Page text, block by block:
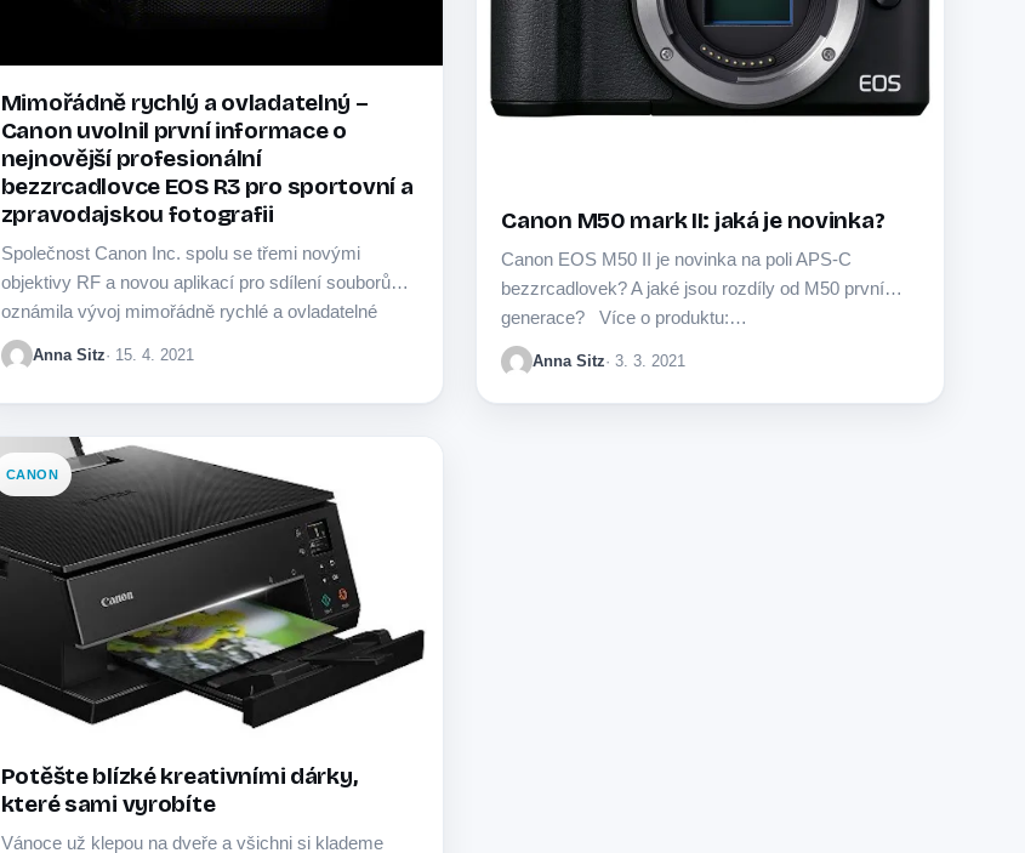
Mimořádně rychlý a ovladatelný –
Canon uvolnil první informace o
nejnovější profesionální
bezzrcadlovce EOS R3 pro sportovní a
zpravodajskou fotografii
Společnost Canon Inc. spolu se třemi novými
objektivy RF a novou aplikací pro sdílení souborů
oznámila vývoj mimořádně rychlé a ovladatelné
profesionální…
Anna Sitz· 15. 4. 2021
Canon M50 mark II: jaká je novinka?
Canon EOS M50 II je novinka na poli APS-C
bezzrcadlovek? A jaké jsou rozdíly od M50 první
generace? Více o produktu:…
Anna Sitz· 3. 3. 2021
CANON
Potěšte blízké kreativními dárky,
které sami vyrobíte
Vánoce už klepou na dveře a všichni si klademe